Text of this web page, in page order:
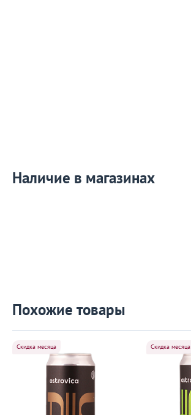
Наличие в магазинах
Похожие товары
Скидка месяца Скидка месяца